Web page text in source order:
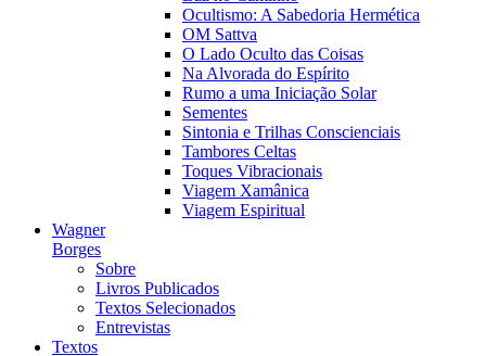
Ocultismo: A Sabedoria Hermética
OM Sattva
O Lado Oculto das Coisas
Na Alvorada do Espírito
Rumo a uma Iniciação Solar
Sementes
Sintonia e Trilhas Conscienciais
Tambores Celtas
Toques Vibracionais
Viagem Xamânica
Viagem Espiritual
Wagner
Borges
Sobre
Livros Publicados
Textos Selecionados
Entrevistas
Textos